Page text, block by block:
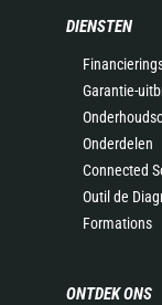
DIENSTEN
Garantie-
Onderdelen
Connected
Outil de
Formations
ONTDEK ONS